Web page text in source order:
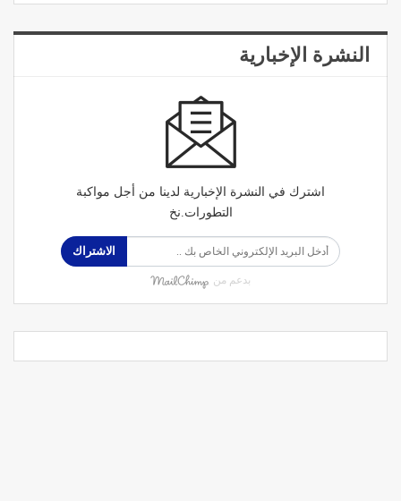
النشرة الإخبارية
اشترك في النشرة الإخبارية لدينا من أجل مواكبة
التطورات.نخ
الاشتراك
بدعم من